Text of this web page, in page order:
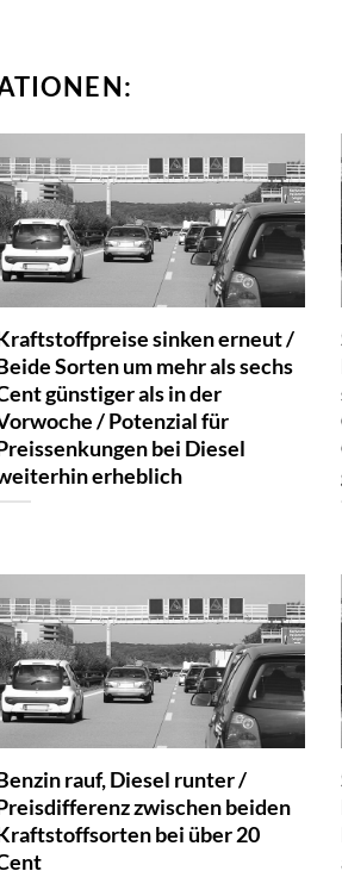
sinken erneut /
Sorten um mehr als sechs
günstiger als in der
/ Potenzial für
bei Diesel
erheblich
rauf, Diesel runter /
zwischen beiden
bei über 20